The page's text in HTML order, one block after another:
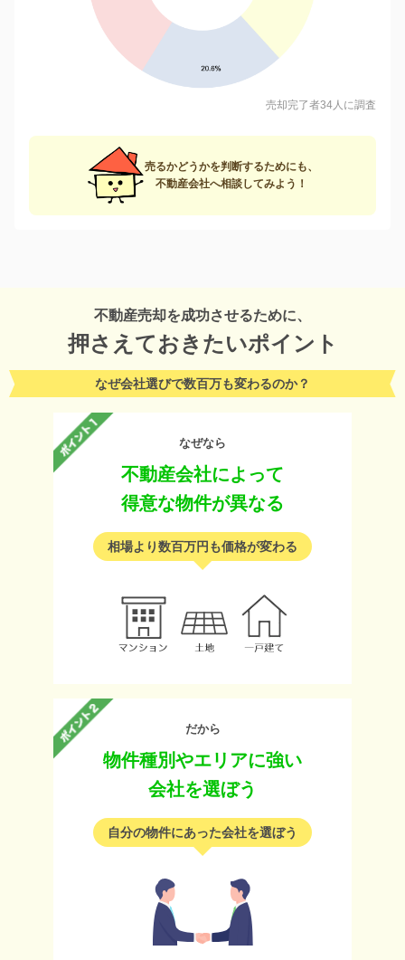
売却完了者34人に調査
売るかどうかを判断するためにも、
不動産会社へ相談してみよう！
不動産売却を成功させるために、
押さえておきたいポイント
なぜ会社選びで数百万も変わるのか？
なぜなら
不動産会社によって
得意な物件が異なる
相場より数百万円も価格が変わる
だから
物件種別やエリアに強い
会社を選ぼう
自分の物件にあった会社を選ぼう